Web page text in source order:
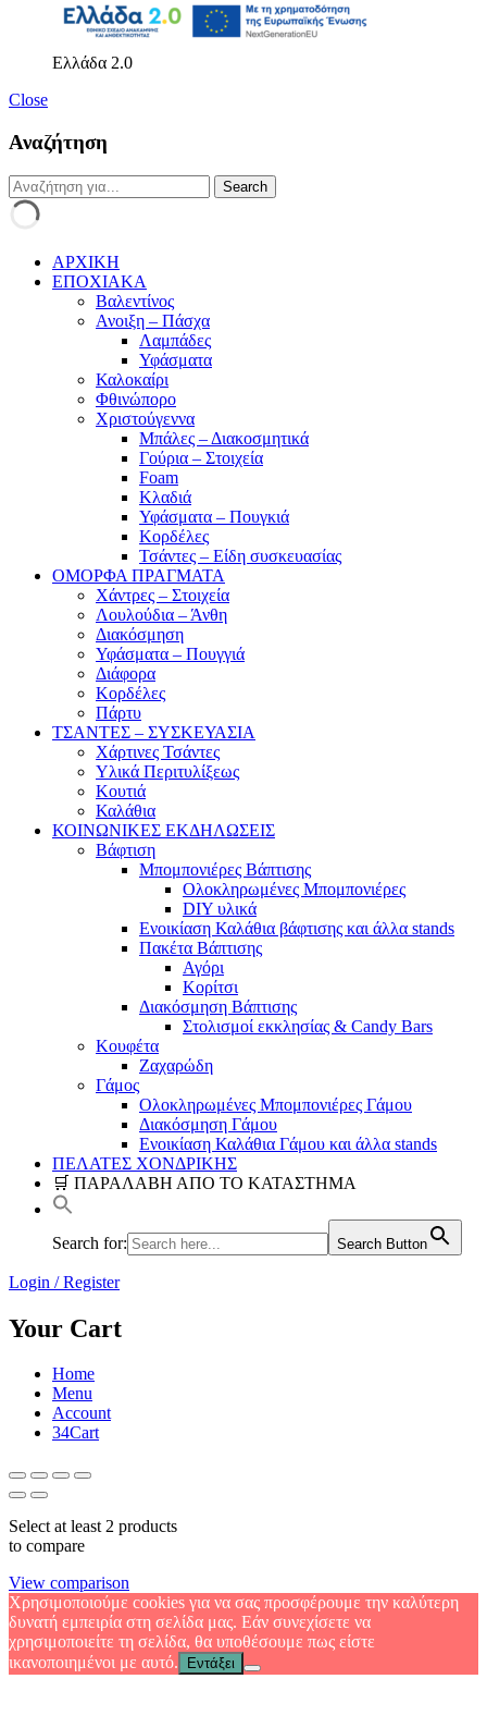
Ελλάδα 2.0
Close
Αναζήτηση
ΑΡΧΙΚΗ
ΕΠΟΧΙΑΚΑ
Βαλεντίνος
Ανοιξη – Πάσχα
Λαμπάδες
Υφάσματα
Καλοκαίρι
Φθινώπορο
Χριστούγεννα
Μπάλες – Διακοσμητικά
Γούρια – Στοιχεία
Foam
Κλαδιά
Υφάσματα – Πουγκιά
Κορδέλες
Τσάντες – Είδη συσκευασίας
ΟΜΟΡΦΑ ΠΡΑΓΜΑΤΑ
Χάντρες – Στοιχεία
Λουλούδια – Άνθη
Διακόσμηση
Υφάσματα – Πουγγιά
Διάφορα
Κορδέλες
Πάρτυ
ΤΣΑΝΤΕΣ – ΣΥΣΚΕΥΑΣΙΑ
Χάρτινες Τσάντες
Υλικά Περιτυλίξεως
Κουτιά
Καλάθια
ΚΟΙΝΩΝΙΚΕΣ ΕΚΔΗΛΩΣΕΙΣ
Βάφτιση
Μπομπονιέρες Βάπτισης
Ολοκληρωμένες Μπομπονιέρες
DIY υλικά
Ενοικίαση Καλάθια βάφτισης και άλλα stands
Πακέτα Βάπτισης
Αγόρι
Κορίτσι
Διακόσμηση Βάπτισης
Στολισμοί εκκλησίας & Candy Bars
Κουφέτα
Ζαχαρώδη
Γάμος
Ολοκληρωμένες Μπομπονιέρες Γάμου
Διακόσμηση Γάμου
Ενοικίαση Καλάθια Γάμου και άλλα stands
ΠΕΛΑΤΕΣ ΧΟΝΔΡΙΚΗΣ
🛒 ΠΑΡΑΛΑΒΗ ΑΠΟ ΤΟ ΚΑΤΑΣΤΗΜΑ
Search for: Search Button
Login / Register
Your Cart
Home
Menu
Account
34Cart
Select at least 2 products
to compare
View comparison
Χρησιμοποιούμε cookies για να σας προσφέρουμε την καλύτερη
δυνατή εμπειρία στη σελίδα μας. Εάν συνεχίσετε να
χρησιμοποιείτε τη σελίδα, θα υποθέσουμε πως είστε
ικανοποιημένοι με αυτό.
Εντάξει